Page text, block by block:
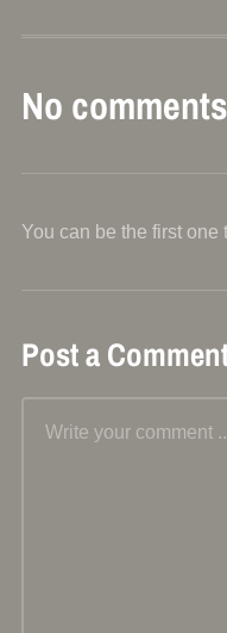
No comments
You can be the first one
Post a